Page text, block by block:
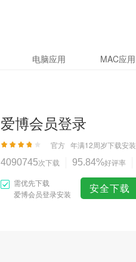
电脑应用 MAC应用
爱博会员登录
官方 年满12周岁下载安装
4090745次下载 95.84%好评率
需优先下载
爱博会员登录安装
安全下载